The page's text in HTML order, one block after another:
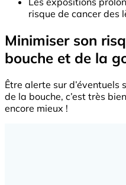
risque de cancer des
Minimiser son
bouche et de la
Être alerte sur d’éventuels
de la bouche, c’est très
encore mieux !